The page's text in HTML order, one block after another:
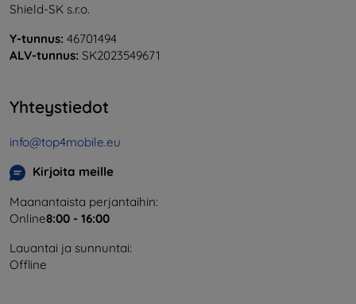
Shield-SK s.r.o.
Y-tunnus: 46701494
ALV-tunnus: SK2023549671
Yhteystiedot
info@top4mobile.eu
Kirjoita meille
Maanantaista perjantaihin:
Online8:00 - 16:00
Lauantai ja sunnuntai:
Offline